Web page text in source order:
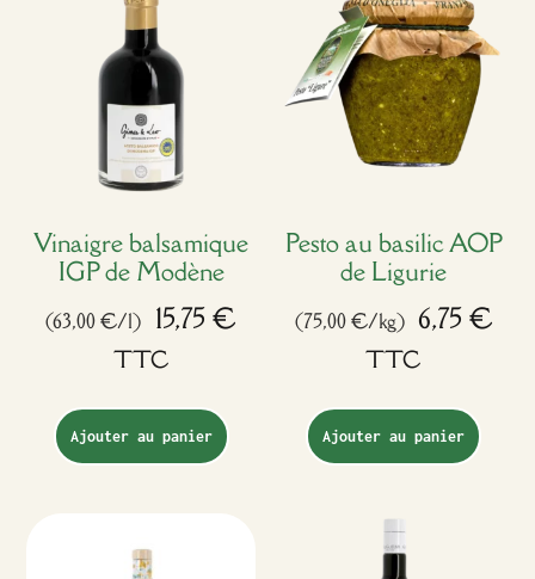
Vinaigre balsamique
IGP de Modène
(63,00 €/l) 15,75€
TTC
Ajouter au panier
Pesto au basilic AOP
de Ligurie
(75,00 €/kg) 6,75€
TTC
Ajouter au panier